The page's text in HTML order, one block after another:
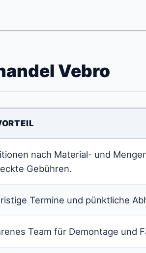
Vebro
nach Material- und
Gebühren.
Termine und pünktliche
Team für Demontage und